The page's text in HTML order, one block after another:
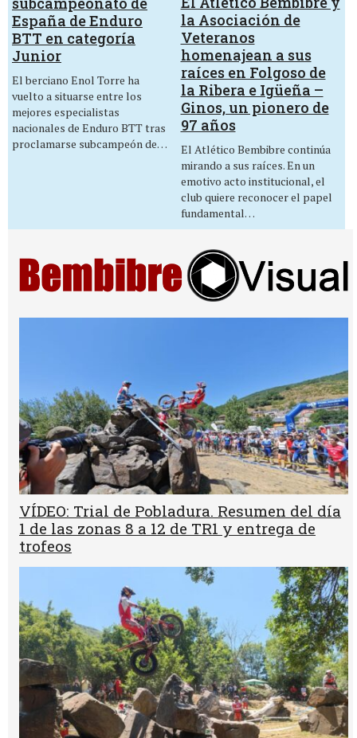
España de Enduro
BTT en categoría
Junior
El berciano Enol Torre ha
vuelto a situarse entre los
mejores especialistas
nacionales de Enduro BTT tras
proclamarse subcampeón de…
la Asociación de
Veteranos
homenajean a sus
raíces en Folgoso de
la Ribera e Igüeña –
Ginos, un pionero de
97 años
El Atlético Bembibre continúa
mirando a sus raíces. En un
emotivo acto institucional, el
club quiere reconocer el papel
fundamental…
VÍDEO: Trial de Pobladura. Resumen del día
1 de las zonas 8 a 12 de TR1 y entrega de
trofeos